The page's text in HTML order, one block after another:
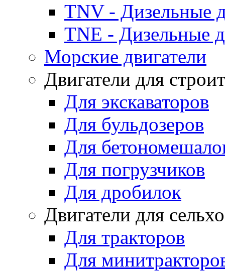
TNV - Дизельные
TNE - Дизельные
Морские двигатели
Двигатели для
Для экскаваторов
Для бульдозеров
Для
Для погрузчиков
Для дробилок
Двигатели для
Для тракторов
Для